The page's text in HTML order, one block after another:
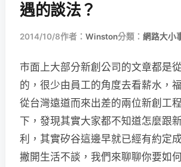
遇的談法？
2014/10/8作者： Winston分類： 網路大小
市面上大部分新創公司的文章都是
的，很少由員工的角度去看薪水，
從台灣遠道而來出差的兩位新創工
下，發現其實大家都不知道怎麼跟
利，其實矽谷這邊早就已經有約定
撇開生活不談，我們來聊聊你要如